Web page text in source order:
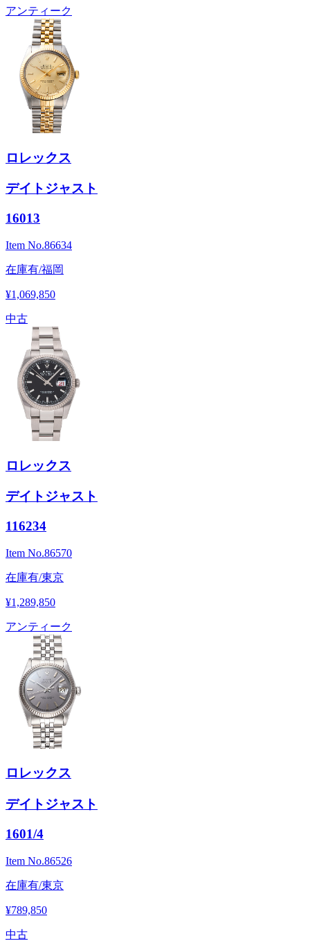
アンティーク
ロレックス
デイトジャスト
16013
Item No.86634
在庫有/福岡
¥1,069,850
中古
ロレックス
デイトジャスト
116234
Item No.86570
在庫有/東京
¥1,289,850
アンティーク
ロレックス
デイトジャスト
1601/4
Item No.86526
在庫有/東京
¥789,850
中古